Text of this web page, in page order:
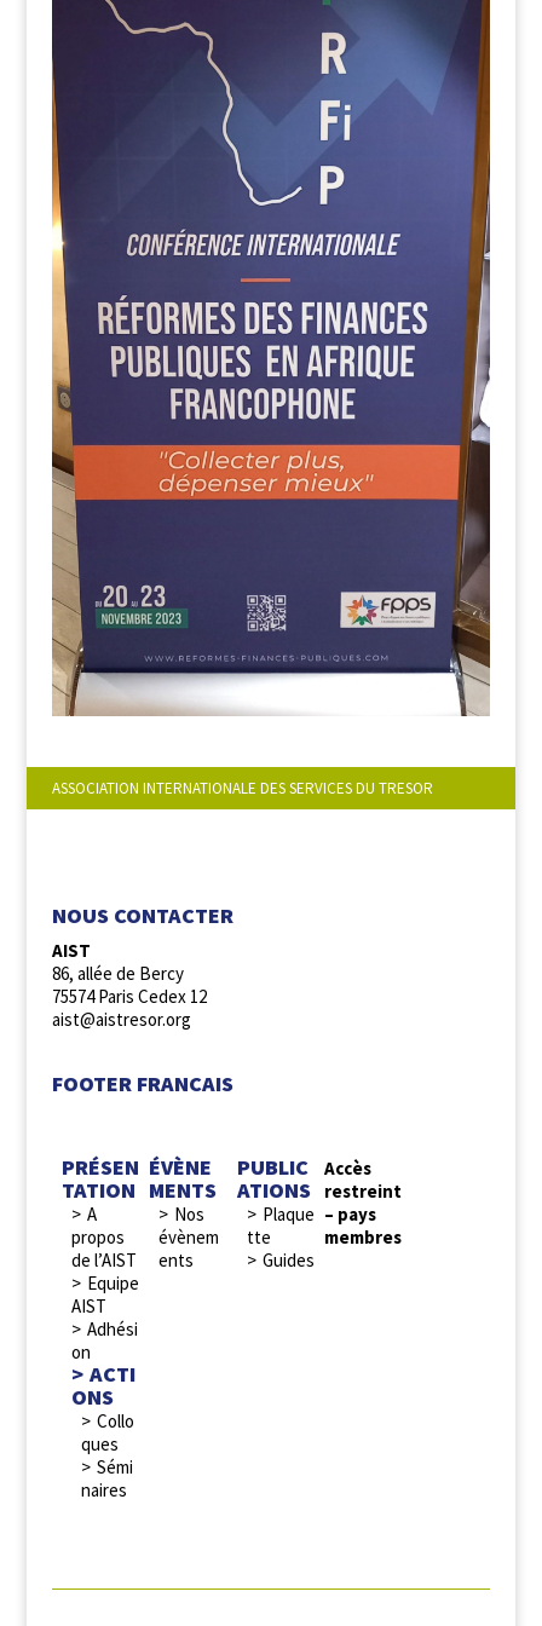
ASSOCIATION INTERNATIONALE DES SERVICES DU TRESOR
NOUS CONTACTER
AIST
86, allée de Bercy
75574 Paris Cedex 12
aist@aistresor.org
FOOTER FRANCAIS
PRÉSEN
TATION
A
propos
de l’AIST
Equipe
AIST
Adhési
on
ACTI
ONS
Collo
ques
Sémi
naires
ÉVÈNE
MENTS
Nos
évènem
ents
PUBLIC
ATIONS
Plaque
tte
Guides
Accès
restreint
– pays
membres